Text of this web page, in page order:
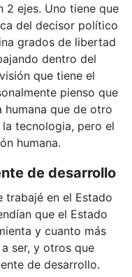
2 ejes. Uno tiene que
del decisor político
grados de libertad
dentro del
que tiene el
pienso que
humana que de otro
tecnologia, pero el
humana.
de desarrollo
en el Estado
que el Estado
y cuanto más
ser, y otros que
de desarrollo.